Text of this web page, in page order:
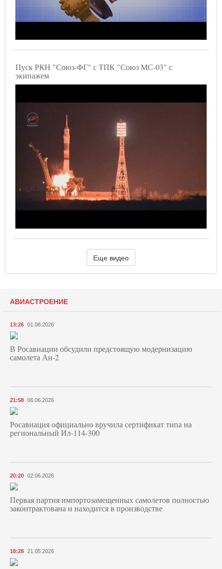
Пуск РКН "Союз-ФГ" с ТПК "Союз МС-03" с
экипажем
Еще видео
АВИАСТРОЕНИЕ
13:26 01.08.2026
В Росавиации обсудили предстоящую модернизацию
самолета Ан-2
21:58 06.06.2026
Росавиация официально вручила сертификат типа на
региональный Ил-114-300
20:20 02.06.2026
Первая партия импортозамещенных самолетов полностью
законтрактована и находится в производстве
18:28 21.05.2026